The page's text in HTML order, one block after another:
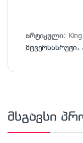
არტიკული:
მტვერსასრუტი,
მსგავსი